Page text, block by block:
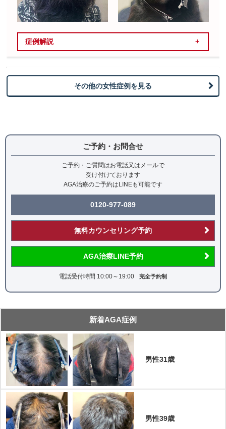
症例解説
レディース発毛コース
育毛メソセラピー：ローラー状の器具で薬剤を注
入する治療
副作用（リスク）について
育毛メソセラピーは施術によって痛み、赤み、微細な
時的な血圧低下、初期脱毛、性欲減退、体毛の増加
等 が生じることがまれにあります。副作用について
は医師が詳しく説明させていただきますので、ご心配
な点がありましたらお気軽にお聞きください。
治療費用
レディース発毛コース：27,500円/月
育毛メソセラピー：77,000円/回
その他の女性症例を見る
ご予約・お問合せ
ご予約・ご質問はお電話又はメールで
受け付けております
AGA治療のご予約はLINEも可能です
0120-977-089
無料カウンセリング予約
AGA治療LINE予約
電話受付時間 10:00～19:00 完全予約制
新着AGA症例
男性31歳
男性39歳